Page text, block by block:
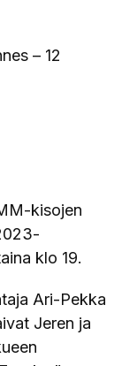
– 12
kisojen
klo 19.
Ari-Pekka
Jeren ja